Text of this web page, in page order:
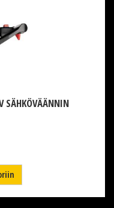
SÄHKÖVÄÄNNIN